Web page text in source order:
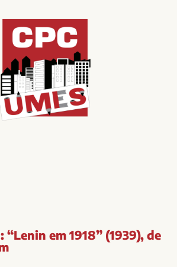
“Lenin em 1918” (1939), de